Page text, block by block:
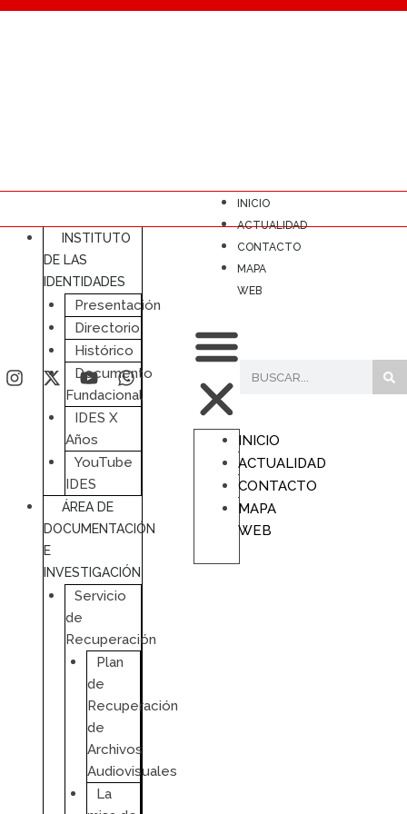
INICIO
ACTUALIDAD
CONTACTO
MAPA
WEB
INICIO
ACTUALIDAD
CONTACTO
MAPA
WEB
INSTITUTO
DE LAS
IDENTIDADES
Presentación
Directorio
Histórico
Documento
Fundacional
IDES X
Años
YouTube
IDES
ÁREA DE
DOCUMENTACIÓN
E
INVESTIGACIÓN
Servicio
de
Recuperación
Plan
de
Recuperación
de
Archivos
Audiovisuales
La